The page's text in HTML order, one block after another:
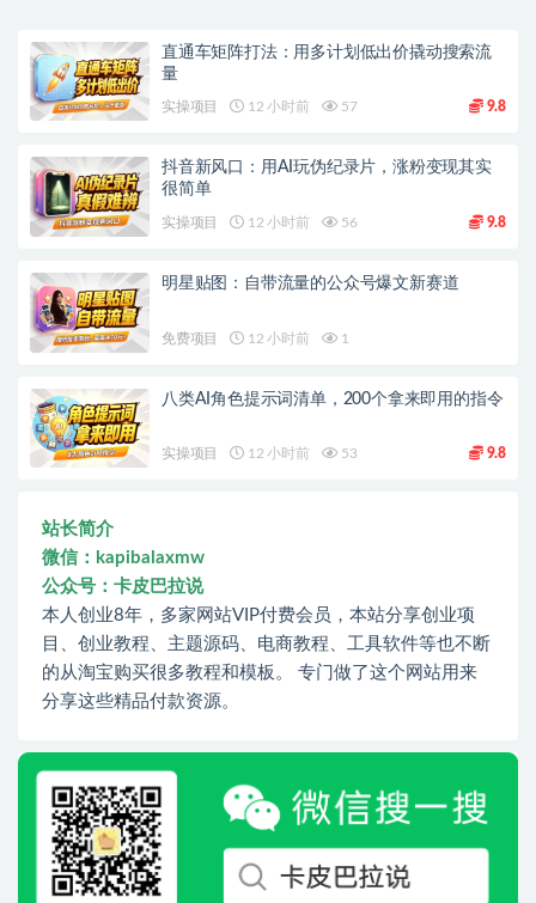
直通车矩阵打法：用多计划低出价撬动搜索流
量
实操项目 12 小时前 57 9.8
抖音新风口：用AI玩伪纪录片，涨粉变现其实
很简单
实操项目 12 小时前 56 9.8
明星贴图：自带流量的公众号爆文新赛道
免费项目 12 小时前 1
八类AI角色提示词清单，200个拿来即用的指令
实操项目 12 小时前 53 9.8
站长简介
微信：kapibalaxmw
公众号：卡皮巴拉说
本人创业8年，多家网站VIP付费会员，本站分享创业项
目、创业教程、主题源码、电商教程、工具软件等也不断
的从淘宝购买很多教程和模板。 专门做了这个网站用来
分享这些精品付款资源。